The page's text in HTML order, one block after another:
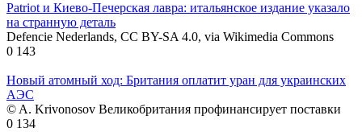
Patriot и Киево-Печерская лавра: итальянское издание указало
на странную деталь
Defencie Nederlands, CC BY-SA 4.0, via Wikimedia Commons
0 143
Новый атомный ход: Британия оплатит уран для украинских
АЭС
© A. Krivonosov Великобритания профинансирует поставки
0 134